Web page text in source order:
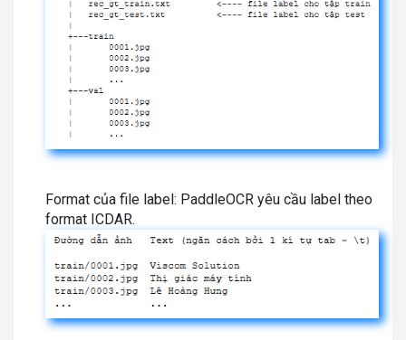
Format của file label: PaddleOCR yêu cầu label theo
format ICDAR.